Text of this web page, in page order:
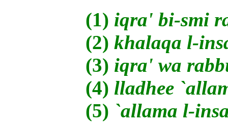
(1) iqra' bi-smi
(2) khalaqa l-
(3) iqra' wa
(4) lladhee
(5) `allama l-